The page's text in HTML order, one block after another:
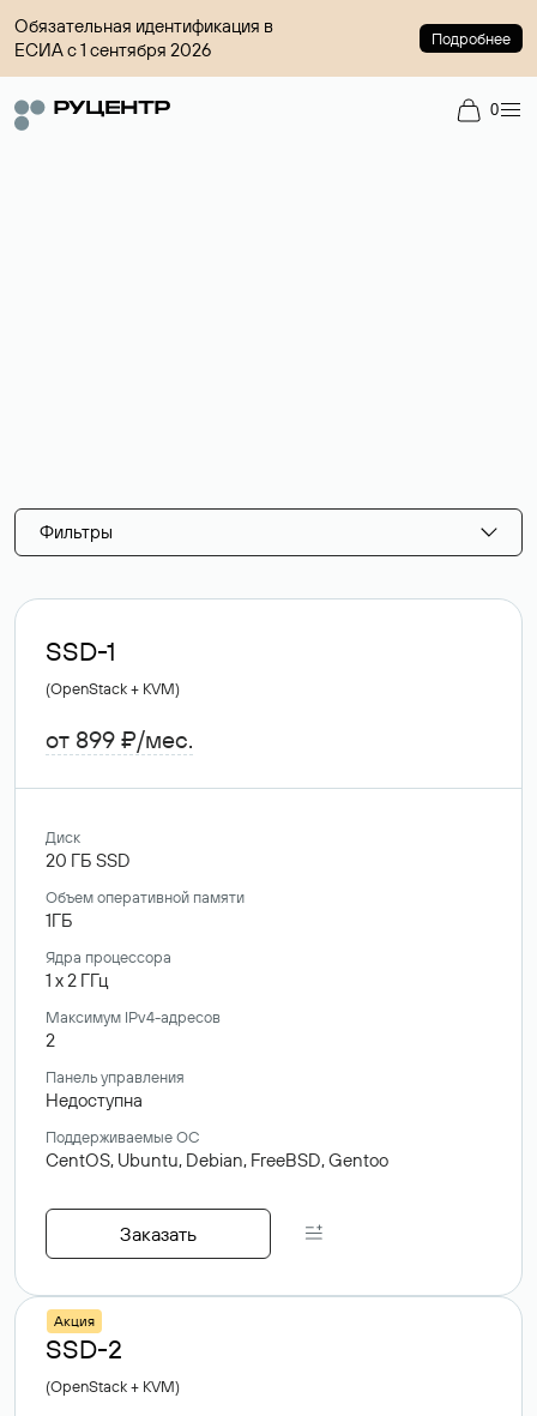
Обязательная идентификация в
ЕСИА с 1 сентября 2026
Подробнее
0
Фильтры
SSD-1
(OpenStack + KVM)
от 899 ₽/мес.
Диск
20 ГБ SSD
Объем оперативной памяти
1ГБ
Ядра процессора
1 x2 ГГц
Максимум IPv4-адресов
2
Панель управления
Недоступна
Поддерживаемые ОС
CentOS, Ubuntu, Debian, FreeBSD,Gentoo
Заказать
Акция
SSD-2
(OpenStack + KVM)